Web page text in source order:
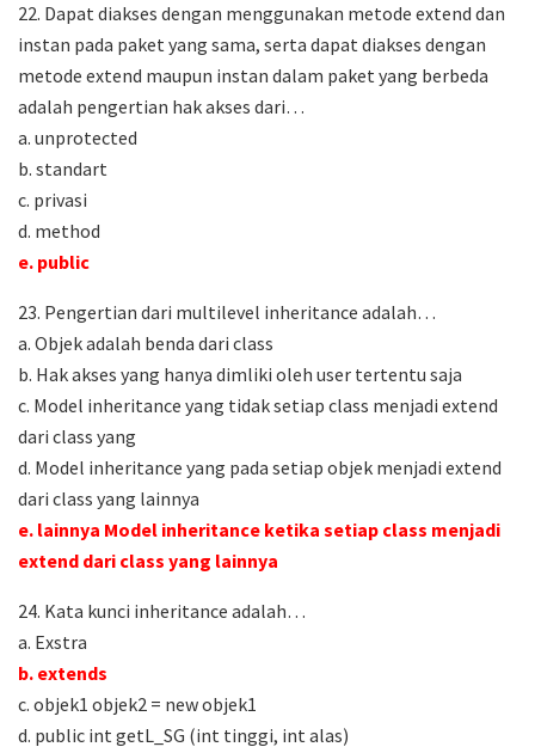
22. Dapat diakses dengan menggunakan metode extend dan
instan pada paket yang sama, serta dapat diakses dengan
metode extend maupun instan dalam paket yang berbeda
adalah pengertian hak akses dari…
a. unprotected
b. standart
c. privasi
d. method
e. public
23. Pengertian dari multilevel inheritance adalah…
a. Objek adalah benda dari class
b. Hak akses yang hanya dimliki oleh user tertentu saja
c. Model inheritance yang tidak setiap class menjadi extend
dari class yang
d. Model inheritance yang pada setiap objek menjadi extend
dari class yang lainnya
e. lainnya Model inheritance ketika setiap class menjadi
extend dari class yang lainnya
24. Kata kunci inheritance adalah…
a. Exstra
b. extends
c. objek1 objek2 = new objek1
d. public int getL_SG (int tinggi, int alas)